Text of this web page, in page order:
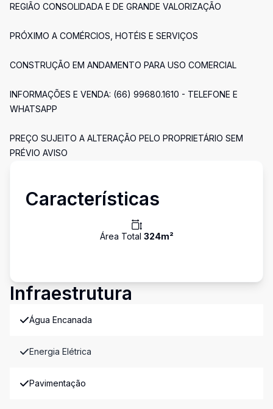
REGIÃO CONSOLIDADA E DE GRANDE VALORIZAÇÃO
PRÓXIMO A COMÉRCIOS, HOTÉIS E SERVIÇOS
CONSTRUÇÃO EM ANDAMENTO PARA USO COMERCIAL
INFORMAÇÕES E VENDA: (66) 99680.1610 - TELEFONE E
WHATSAPP
PREÇO SUJEITO A ALTERAÇÃO PELO PROPRIETÁRIO SEM
PRÉVIO AVISO
Características
Área Total 324m²
Infraestrutura
Água Encanada
Energia Elétrica
Pavimentação